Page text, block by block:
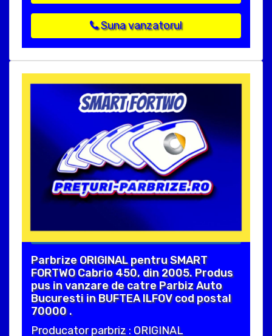
Suna vanzatorul
Parbrize ORIGINAL pentru SMART
FORTWO Cabrio 450, din 2005. Produs
pus in vanzare de catre Parbiz Auto
Bucuresti in BUFTEA ILFOV cod postal
70000 .
Producator parbriz : ORIGINAL